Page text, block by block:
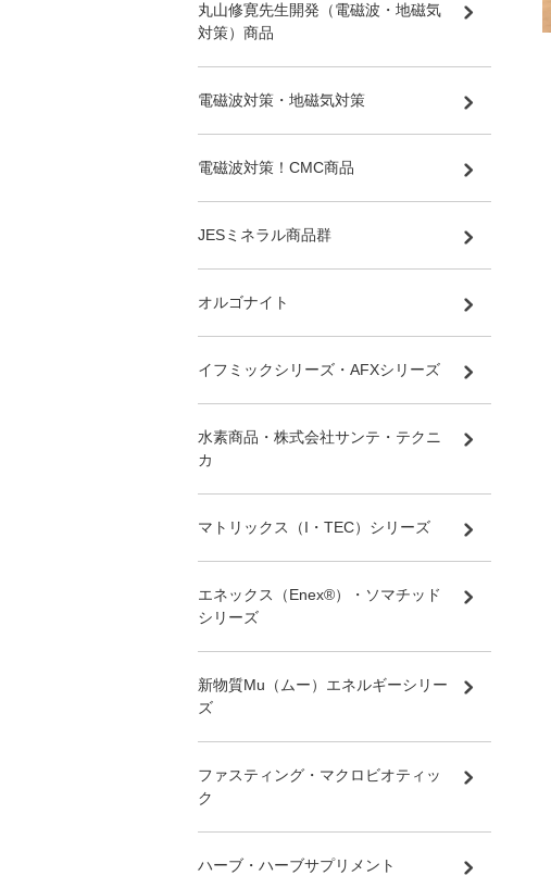
丸山修寛先生開発（電磁波・地磁気
対策）商品
電磁波対策・地磁気対策
電磁波対策！CMC商品
JESミネラル商品群
オルゴナイト
イフミックシリーズ・AFXシリーズ
水素商品・株式会社サンテ・テクニ
カ
マトリックス（I・TEC）シリーズ
エネックス（Enex®）・ソマチッド
シリーズ
新物質Mu（ムー）エネルギーシリー
ズ
ファスティング・マクロビオティッ
ク
ハーブ・ハーブサプリメント